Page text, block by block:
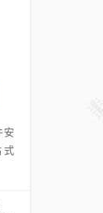
安
式